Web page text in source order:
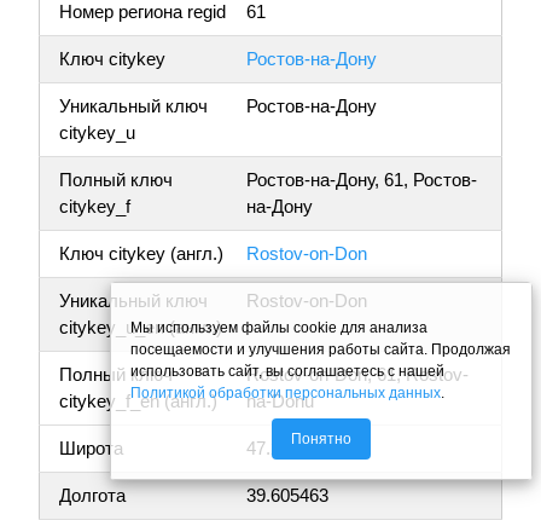
Номер региона regid
61
Ключ citykey Ростов-на-Дону
Уникальный ключ
citykey_u
Ростов-на-Дону
Полный ключ
citykey_f
Ростов-на-Дону, 61, Ростов-
на-Дону
Ключ citykey (англ.) Rostov-on-Don
Уникальный ключ
citykey_u_en (англ.)
Rostov-on-Don
Полный ключ
citykey_f_en (англ.)
Rostov-on-Don, 61, Rostov-
na-Donu
Широта 47.203825
Долгота 39.605463
Мы используем файлы cookie для анализа
посещаемости и улучшения работы сайта. Продолжая
использовать сайт, вы соглашаетесь с нашей
Политикой обработки персональных данных
Понятно